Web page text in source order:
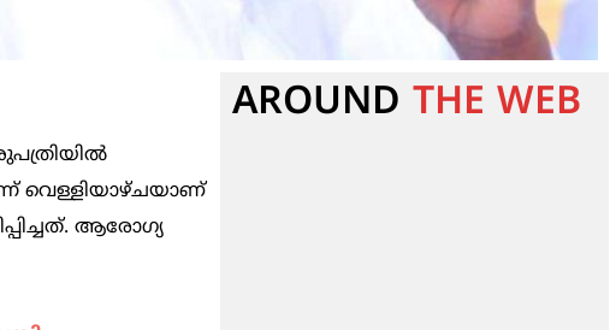
വെള്ളിയാഴ്ചയാണ്
ആരോഗ്യ
AROUND THE WEB